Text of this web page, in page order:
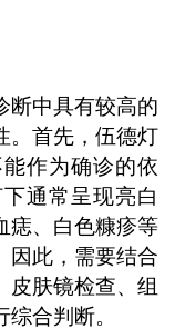
断中具有较高的
。首先，伍德灯
作为确诊的依
通常呈现亮白
痣、白色糠疹等
因此，需要结合
皮肤镜检查、组
合判断。